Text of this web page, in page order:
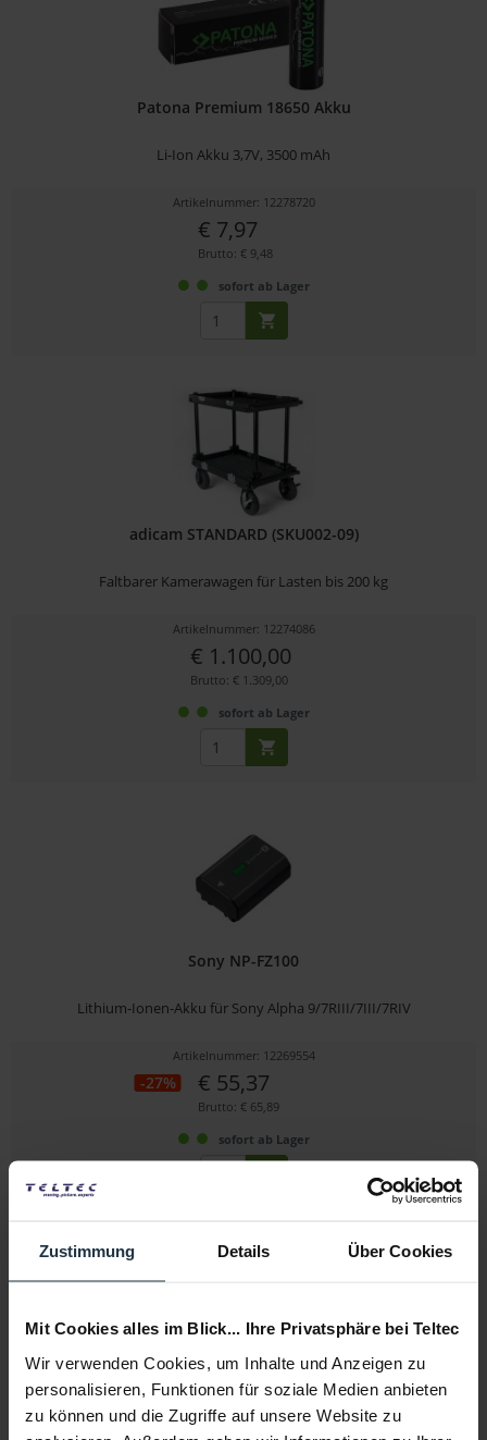
Zustimmung Details Über Cookies
Mit Cookies alles im Blick... Ihre Privatsphäre bei Teltec
Wir verwenden Cookies, um Inhalte und Anzeigen zu
personalisieren, Funktionen für soziale Medien anbieten
zu können und die Zugriffe auf unsere Website zu
Patona Premium 18650 Akku
Li-Ion Akku 3,7V, 3500 mAh
Artikelnummer: 12278720
€ 7,97
Brutto: € 9,48
sofort ab Lager
adicam STANDARD (SKU002-09)
Faltbarer Kamerawagen für Lasten bis 200 kg
Artikelnummer: 12274086
€ 1.100,00
Brutto: € 1.309,00
sofort ab Lager
Sony NP-FZ100
Lithium-Ionen-Akku für Sony Alpha 9/7RIII/7III/7RIV
Artikelnummer: 12269554
-27% € 55,37
Brutto: € 65,89
sofort ab Lager
Avenger E250
Doppel-Zapfen 16mm, Baby Pin